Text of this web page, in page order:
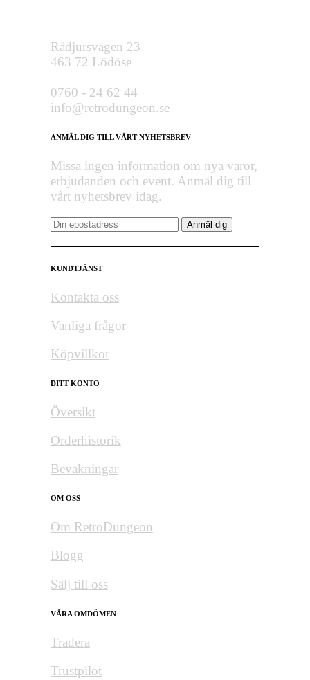
Rådjursvägen 23
463 72 Lödöse
0760 - 24 62 44
info@retrodungeon.se
ANMÄL DIG TILL VÅRT NYHETSBREV
Missa ingen information om nya varor,
erbjudanden och event. Anmäl dig till
vårt nyhetsbrev idag.
KUNDTJÄNST
Kontakta oss
Vanliga frågor
Köpvillkor
DITT KONTO
Översikt
Orderhistorik
Bevakningar
OM OSS
Om RetroDungeon
Blogg
Sälj till oss
VÅRA OMDÖMEN
Tradera
Trustpilot